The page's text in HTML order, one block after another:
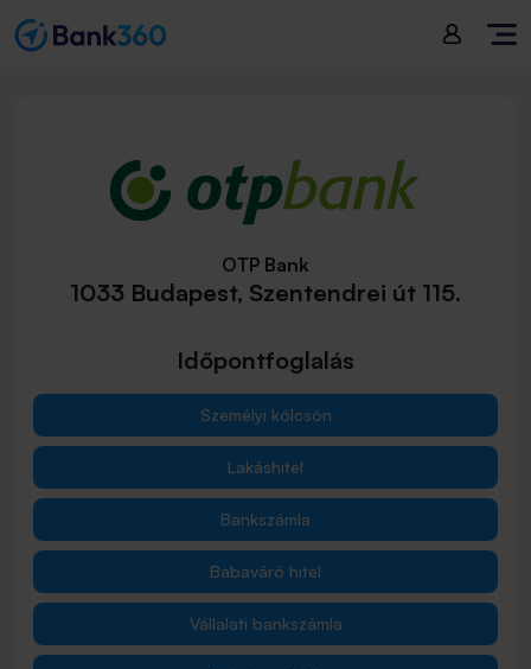
OTP Bank
1033 Budapest, Szentendrei út 115.
Időpontfoglalás
Személyi kölcsön
Lakáshitel
Bankszámla
Babaváró hitel
Vállalati bankszámla